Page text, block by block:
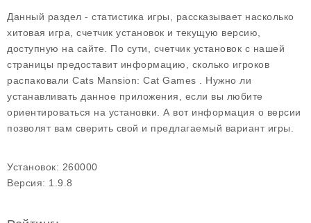
Данный раздел - статистика игры, рассказывает насколько
хитовая игра, счетчик установок и текущую версию,
доступную на сайте. По сути, счетчик установок с нашей
страницы предоставит информацию, сколько игроков
распаковали Cats Mansion: Cat Games . Нужно ли
устанавливать данное приложения, если вы любите
ориентироваться на установки. А вот информация о версии
позволят вам сверить свой и предлагаемый вариант игры.
Установок: 260000
Версия: 1.9.8